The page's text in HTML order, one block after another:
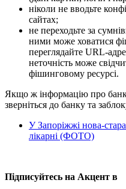
ніколи не вводьте
сайтах;
не переходьте за
ними може ховатися
переглядайте URL-
неточність може
фішинговому ресурсі.
Якщо ж інформацію про
зверніться до банку та
У Запоріжжі нова-
лікарні (ФОТО)
Підписуйтесь на Акцент в